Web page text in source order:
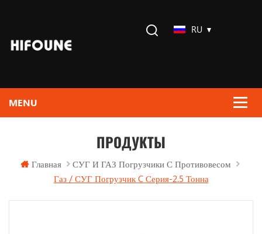
RU
ПРОДУКТЫ
Главная
СУГ И ГАЗ Погрузчики С Противовесом
Газ / СУГ Погрузчик C Серия-2.5 Тонна